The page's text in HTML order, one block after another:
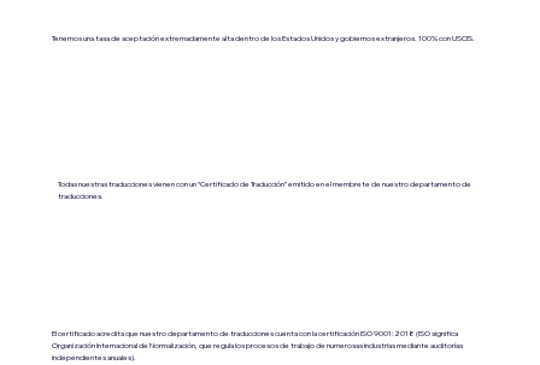
Tenemos una tasa de aceptación extremadamente alta dentro de los Estados Unidos y gobiernos extranjeros. 100% con USCIS.
Todas nuestras traducciones vienen con un “Certificado de Traducción” emitido en el membrete de nuestro departamento de
traducciones.
El certificado acredita que nuestro departamento de traducciones cuenta con la certificación ISO 9001:2018 (ISO significa
Organización Internacional de Normalización, que regula los procesos de trabajo de numerosas industrias mediante auditorías
independientes anuales).